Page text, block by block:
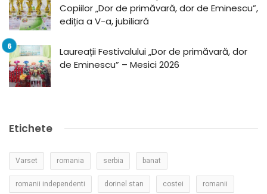
Copiilor „Dor de primăvară, dor de Eminescu”,
ediția a V-a, jubiliară
Laureații Festivalului „Dor de primăvară, dor
de Eminescu” – Mesici 2026
Etichete
Varset romania serbia banat
romanii independenti dorinel stan costei romanii